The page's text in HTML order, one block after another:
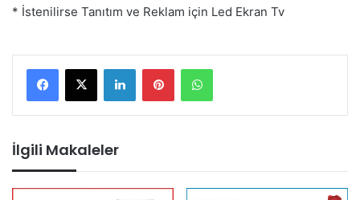
* İstenilirse Tanıtım ve Reklam için Led Ekran Tv
LinkedInPinterestWhatsApp
İlgili Makaleler